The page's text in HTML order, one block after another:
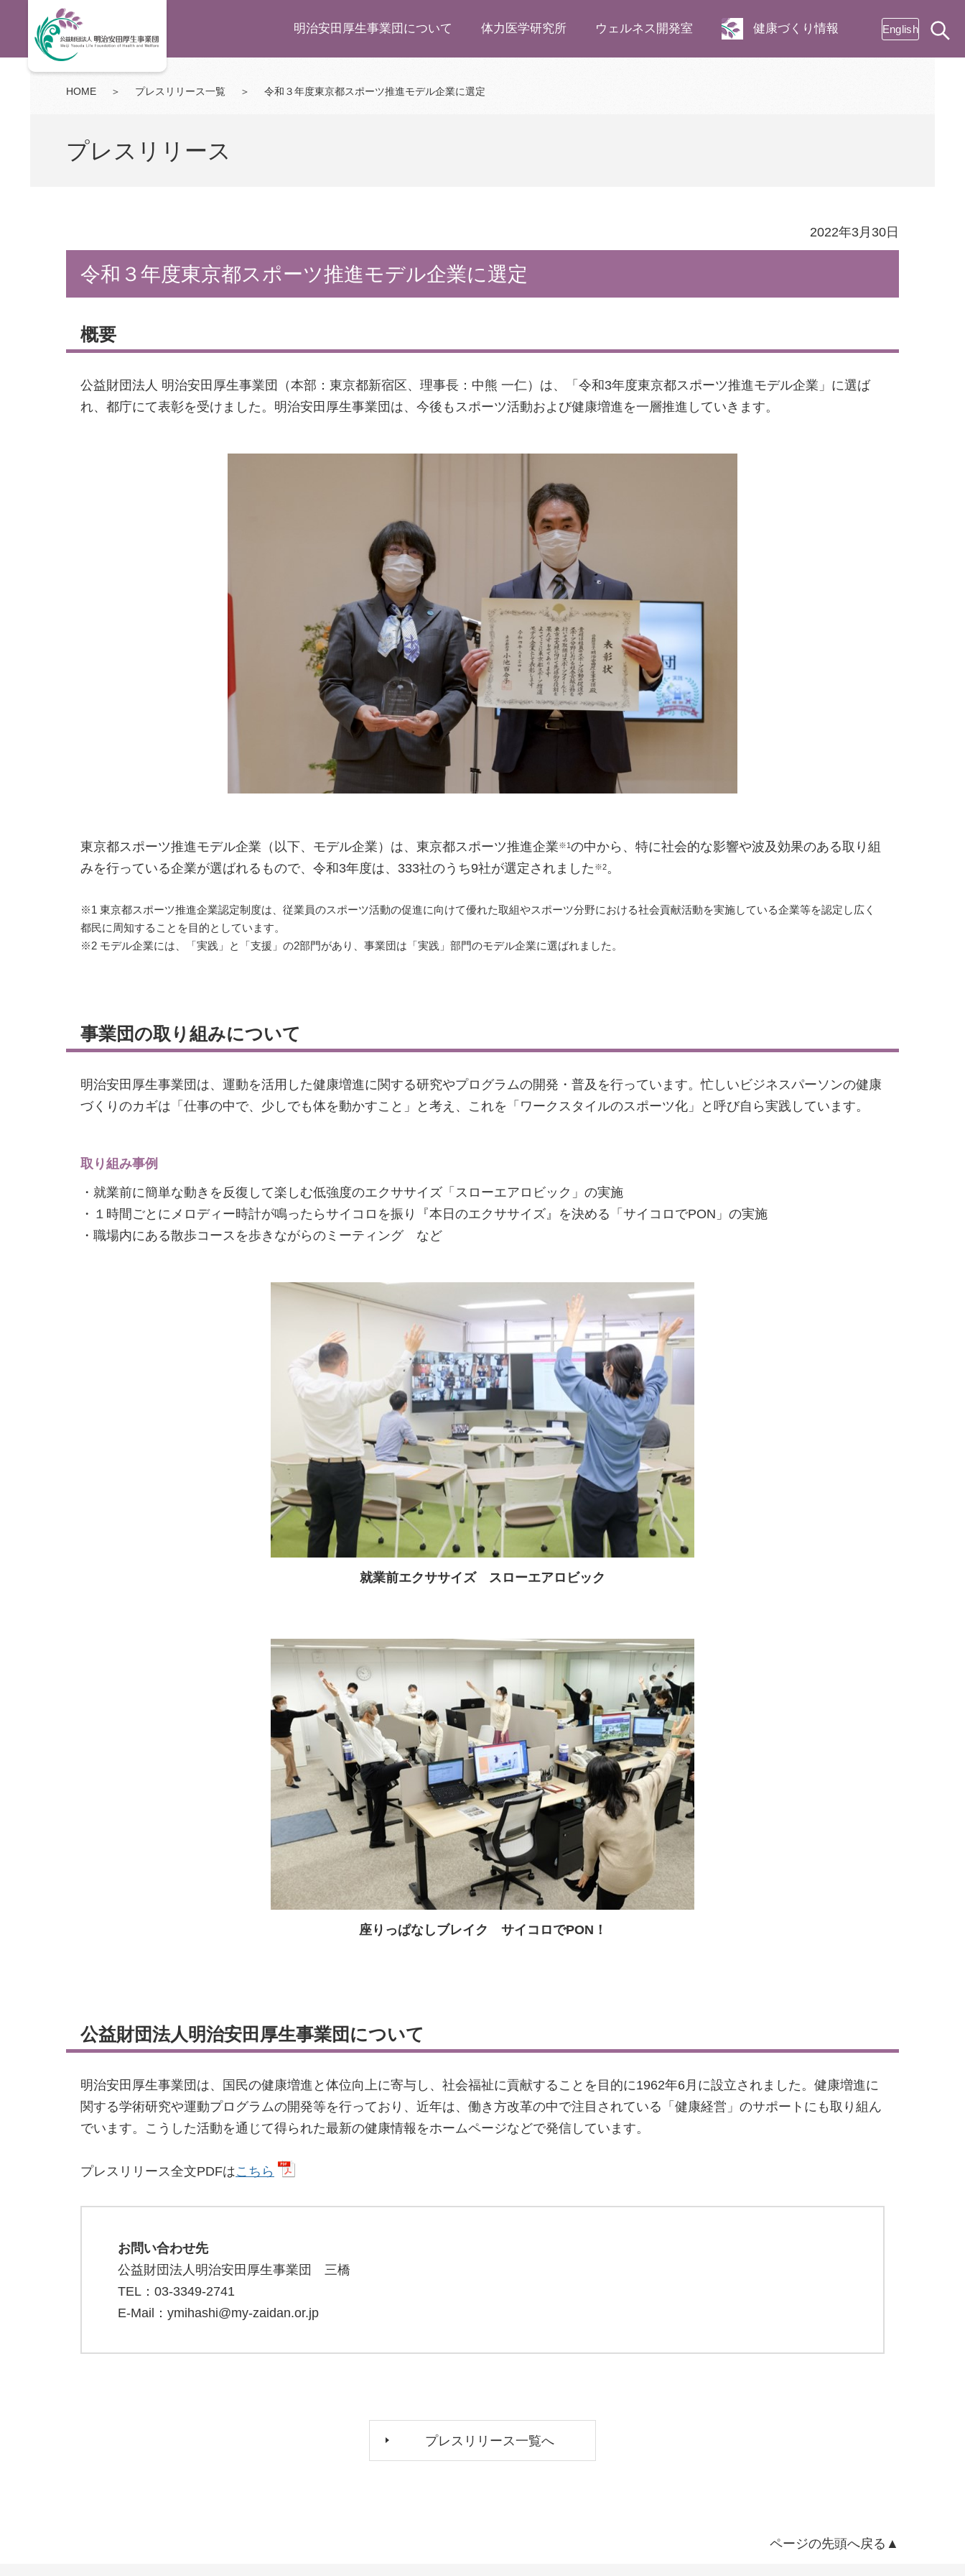
明治安田厚生事業団について 体力医学研究所 ウェルネス開発室 健康づくり情報 English
HOME ＞ プレスリリース一覧 ＞ 令和３年度東京都スポーツ推進モデル企業に選定
プレスリリース
2022年3月30日
令和３年度東京都スポーツ推進モデル企業に選定
概要
公益財団法人 明治安田厚生事業団（本部：東京都新宿区、理事長：中熊 一仁）は、「令和3年度東京都スポーツ推進モデル企業」に選ば
れ、都庁にて表彰を受けました。明治安田厚生事業団は、今後もスポーツ活動および健康増進を一層推進していきます。
東京都スポーツ推進モデル企業（以下、モデル企業）は、東京都スポーツ推進企業※1の中から、特に社会的な影響や波及効果のある取り組
みを行っている企業が選ばれるもので、令和3年度は、333社のうち9社が選定されました ※2。
※1 東京都スポーツ推進企業認定制度は、従業員のスポーツ活動の促進に向けて優れた取組やスポーツ分野における社会貢献活動を実施している企業等を認定し広く
都民に周知することを目的としています。
※2 モデル企業には、「実践」と「支援」の2部門があり、事業団は「実践」部門のモデル企業に選ばれました。
事業団の取り組みについて
明治安田厚生事業団は、運動を活用した健康増進に関する研究やプログラムの開発・普及を行っています。忙しいビジネスパーソンの健康
づくりのカギは「仕事の中で、少しでも体を動かすこと」と考え、これを「ワークスタイルのスポーツ化」と呼び自ら実践しています。
取り組み事例
・就業前に簡単な動きを反復して楽しむ低強度のエクササイズ「スローエアロビック」の実施
・１時間ごとにメロディー時計が鳴ったらサイコロを振り『本日のエクササイズ』を決める「サイコロでPON」の実施
・職場内にある散歩コースを歩きながらのミーティング など
就業前エクササイズ スローエアロビック
座りっぱなしブレイク サイコロでPON！
公益財団法人明治安田厚生事業団について
明治安田厚生事業団は、国民の健康増進と体位向上に寄与し、社会福祉に貢献することを目的に1962年6月に設立されました。健康増進に
関する学術研究や運動プログラムの開発等を行っており、近年は、働き方改革の中で注目されている「健康経営」のサポートにも取り組ん
でいます。こうした活動を通じて得られた最新の健康情報をホームページなどで発信しています。
プレスリリース全文PDFはこちら
お問い合わせ先
公益財団法人明治安田厚生事業団 三橋
TEL：03-3349-2741
E-Mail：ymihashi@my-zaidan.or.jp
プレスリリース一覧へ
ページの先頭へ戻る▲